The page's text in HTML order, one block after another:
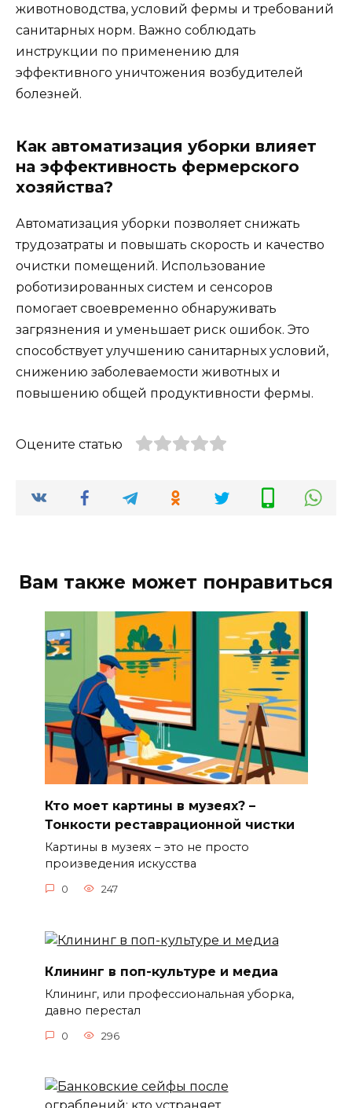
животноводства, условий фермы и требований
санитарных норм. Важно соблюдать
инструкции по применению для
эффективного уничтожения возбудителей
болезней.
Как автоматизация уборки влияет
на эффективность фермерского
хозяйства?
Автоматизация уборки позволяет снижать
трудозатраты и повышать скорость и качество
очистки помещений. Использование
роботизированных систем и сенсоров
помогает своевременно обнаруживать
загрязнения и уменьшает риск ошибок. Это
способствует улучшению санитарных условий,
снижению заболеваемости животных и
повышению общей продуктивности фермы.
Оцените статью
Вам также может понравиться
Кто моет картины в музеях? –
Тонкости реставрационной чистки
Картины в музеях – это не просто
произведения искусства
0 247
Клининг в поп-культуре и медиа
Клининг, или профессиональная уборка,
давно перестал
0 296